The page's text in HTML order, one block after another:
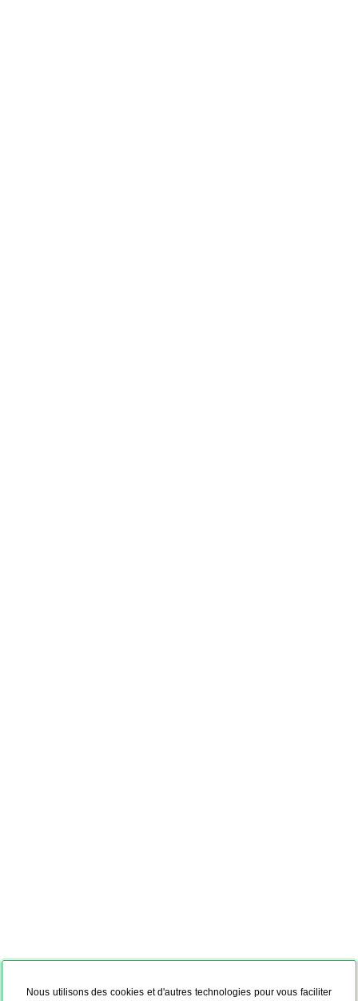
Nous utilisons des cookies et d'autres technologies pour vous faciliter